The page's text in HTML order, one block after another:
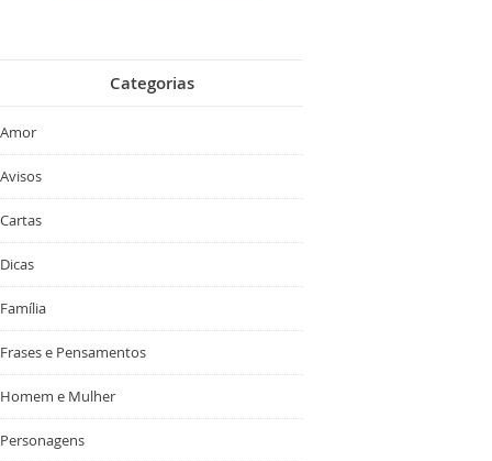
Categorias
Amor
Avisos
Cartas
Dicas
Família
Frases e Pensamentos
Homem e Mulher
Personagens